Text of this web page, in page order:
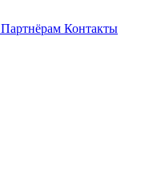
Партнёрам Контакты